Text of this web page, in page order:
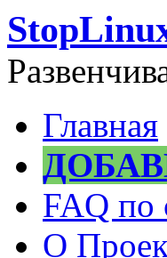
Главная
FAQ по
О